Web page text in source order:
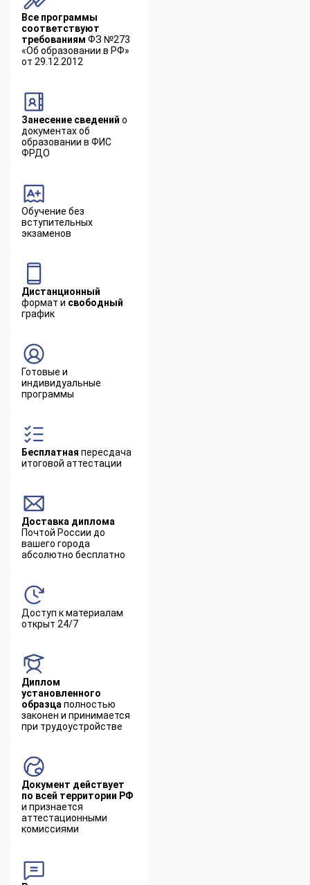
Все программы
соответствуют
требованиям ФЗ №273
«Об образовании в РФ»
от 29.12.2012
Занесение сведений о
документах об
образовании в ФИС
ФРДО
Обучение без
вступительных
экзаменов
Дистанционный
формат и свободный
график
Готовые и
индивидуальные
программы
Бесплатная пересдача
итоговой аттестации
Доставка диплома
Почтой России до
вашего города
абсолютно бесплатно
Доступ к материалам
открыт 24/7
Диплом
установленного
образца полностью
законен и принимается
при трудоустройстве
Документ действует
по всей территории РФ
и признается
аттестационными
комиссиями